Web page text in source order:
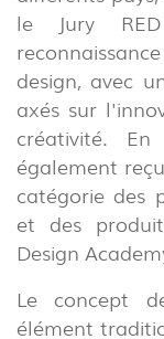
INFORMATION
le Jury
design, avec
axés sur
créativité.
également
catégorie des
et des
Design
Le concept
élément